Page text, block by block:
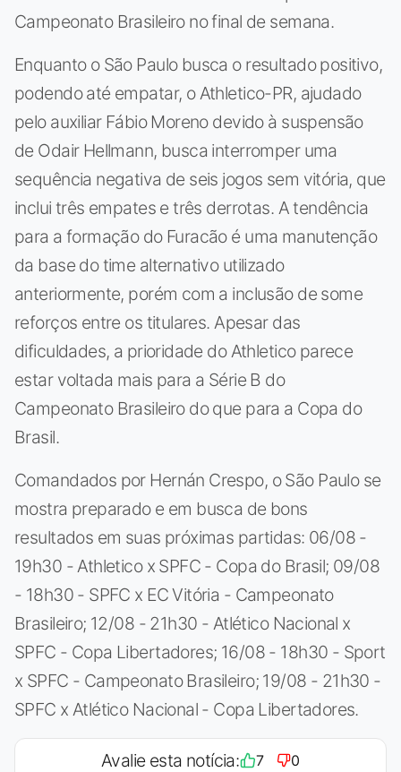
Campeonato Brasileiro no final de semana.
Enquanto o São Paulo busca o resultado positivo,
podendo até empatar, o Athletico-PR, ajudado
pelo auxiliar Fábio Moreno devido à suspensão
de Odair Hellmann, busca interromper uma
sequência negativa de seis jogos sem vitória, que
inclui três empates e três derrotas. A tendência
para a formação do Furacão é uma manutenção
da base do time alternativo utilizado
anteriormente, porém com a inclusão de some
reforços entre os titulares. Apesar das
dificuldades, a prioridade do Athletico parece
estar voltada mais para a Série B do
Campeonato Brasileiro do que para a Copa do
Brasil.
Comandados por Hernán Crespo, o São Paulo se
mostra preparado e em busca de bons
resultados em suas próximas partidas: 06/08 -
19h30 - Athletico x SPFC - Copa do Brasil; 09/08
- 18h30 - SPFC x EC Vitória - Campeonato
Brasileiro; 12/08 - 21h30 - Atlético Nacional x
SPFC - Copa Libertadores; 16/08 - 18h30 - Sport
x SPFC - Campeonato Brasileiro; 19/08 - 21h30 -
SPFC x Atlético Nacional - Copa Libertadores.
Avalie esta notícia: 7 0